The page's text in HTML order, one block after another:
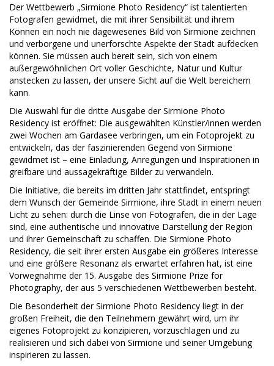
Der Wettbewerb „Sirmione Photo Residency“ ist talentierten
Fotografen gewidmet, die mit ihrer Sensibilität und ihrem
Können ein noch nie dagewesenes Bild von Sirmione zeichnen
und verborgene und unerforschte Aspekte der Stadt aufdecken
können. Sie müssen auch bereit sein, sich von einem
außergewöhnlichen Ort voller Geschichte, Natur und Kultur
anstecken zu lassen, der unsere Sicht auf die Welt bereichern
kann.
Die Auswahl für die dritte Ausgabe der Sirmione Photo
Residency ist eröffnet: Die ausgewählten Künstler/innen werden
zwei Wochen am Gardasee verbringen, um ein Fotoprojekt zu
entwickeln, das der faszinierenden Gegend von Sirmione
gewidmet ist – eine Einladung, Anregungen und Inspirationen in
greifbare und aussagekräftige Bilder zu verwandeln.
Die Initiative, die bereits im dritten Jahr stattfindet, entspringt
dem Wunsch der Gemeinde Sirmione, ihre Stadt in einem neuen
Licht zu sehen: durch die Linse von Fotografen, die in der Lage
sind, eine authentische und innovative Darstellung der Region
und ihrer Gemeinschaft zu schaffen. Die Sirmione Photo
Residency, die seit ihrer ersten Ausgabe ein größeres Interesse
und eine größere Resonanz als erwartet erfahren hat, ist eine
Vorwegnahme der 15. Ausgabe des Sirmione Prize for
Photography, der aus 5 verschiedenen Wettbewerben besteht.
Die Besonderheit der Sirmione Photo Residency liegt in der
großen Freiheit, die den Teilnehmern gewährt wird, um ihr
eigenes Fotoprojekt zu konzipieren, vorzuschlagen und zu
realisieren und sich dabei von Sirmione und seiner Umgebung
inspirieren zu lassen.